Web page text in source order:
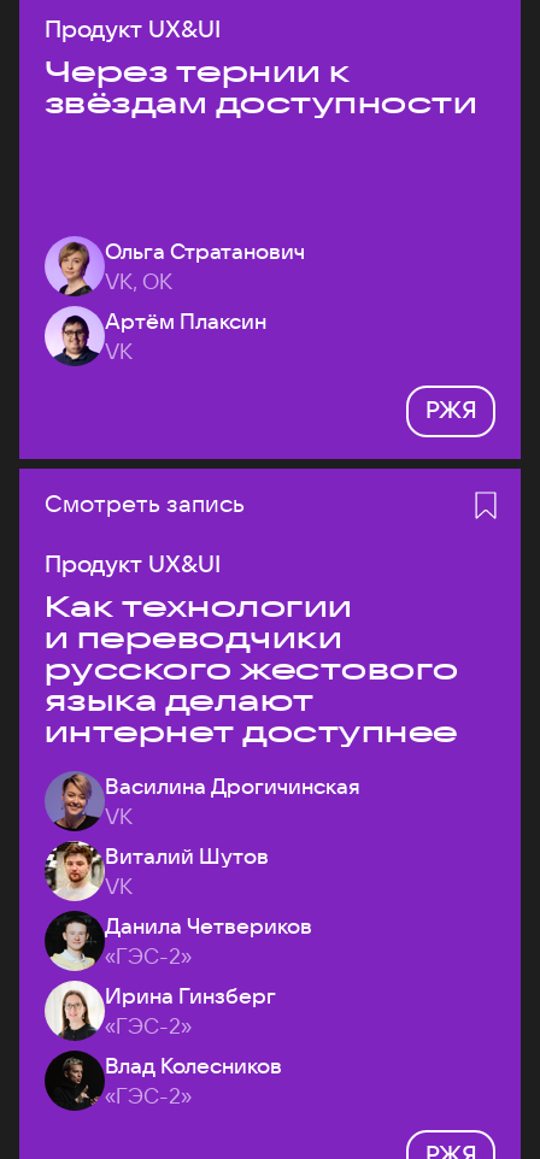
Продукт UX&UI
Через тернии к
звёздам доступности
Ольга Стратанович
VK, ОК
Артём Плаксин
VK
РЖЯ
Смотреть запись
Продукт UX&UI
Как технологии
и переводчики
русского жестового
языка делают
интернет доступнее
Василина Дрогичинская
VK
Виталий Шутов
VK
Данила Четвериков
«ГЭС-2»
Ирина Гинзберг
«ГЭС-2»
Влад Колесников
«ГЭС-2»
РЖЯ